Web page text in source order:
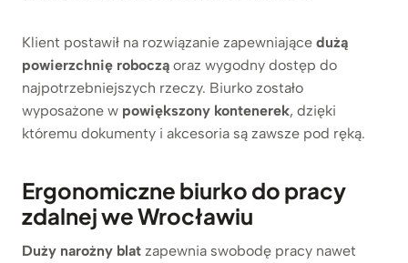
Klient postawił na rozwiązanie zapewniające dużą
powierzchnię roboczą oraz wygodny dostęp do
najpotrzebniejszych rzeczy. Biurko zostało
wyposażone w powiększony kontenerek, dzięki
któremu dokumenty i akcesoria są zawsze pod ręką.
Ergonomiczne biurko do pracy
zdalnej we Wrocławiu
Duży narożny blat zapewnia swobodę pracy nawet